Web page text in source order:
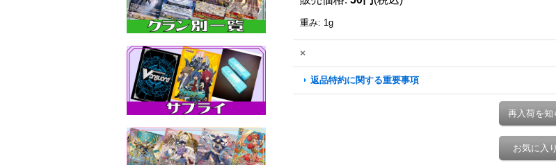
重み: 1g
×
返品特約に関する重要事項
再入荷を知
お気に入